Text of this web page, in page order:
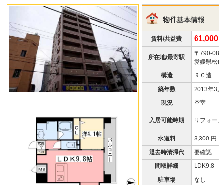
賃料/共益費
所在地/最寄駅
〒790-
愛媛県
構造
ＲＣ造
築年数
2013年
現況
空室
入居可能時期 リフォ
水道料
3,300 円
退去時清掃代
要確認
間取詳細
LDK9.8
駐車場
なし